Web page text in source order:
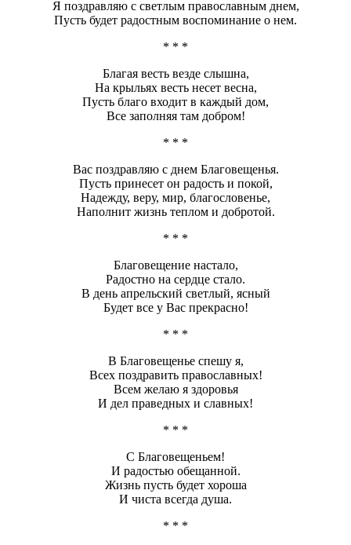
Я поздравляю с светлым православным днем,
Пусть будет радостным воспоминание о нем.
* * *
Благая весть везде слышна,
На крыльях весть несет весна,
Пусть благо входит в каждый дом,
Все заполняя там добром!
* * *
Вас поздравляю с днем Благовещенья.
Пусть принесет он радость и покой,
Надежду, веру, мир, благословенье,
Наполнит жизнь теплом и добротой.
* * *
Благовещение настало,
Радостно на сердце стало.
В день апрельский светлый, ясный
Будет все у Вас прекрасно!
* * *
В Благовещенье спешу я,
Всех поздравить православных!
Всем желаю я здоровья
И дел праведных и славных!
* * *
С Благовещеньем!
И радостью обещанной.
Жизнь пусть будет хороша
И чиста всегда душа.
* * *